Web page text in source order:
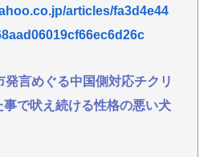
「みんなで大家さん」→実態は
過
災地で発熱。現地の医療リソース
以上に迷惑だったな
articles/fa3d4e44
発言めぐる中国側対応チクリ
事で吠え続ける性格の悪い犬